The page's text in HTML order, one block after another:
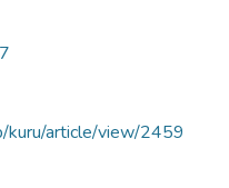
kuru/article/view/2459